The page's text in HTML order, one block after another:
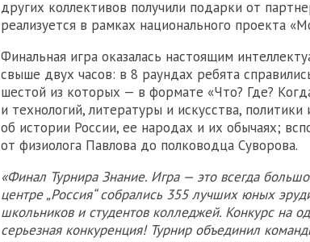
других коллективов получили подарки от
реализуется в рамках национального проекта
Финальная игра оказалась настоящим
свыше двух часов: в 8 раундах ребята
шестой из которых — в формате «Что? Где?
и технологий, литературы и искусства,
об истории России, ее народах и их обычаях;
от физиолога Павлова до полководца Суворова.
«Финал Турнира Знание. Игра — это всегда
центре „Россия“ собрались 355 лучших юных
школьников и студентов колледжей. Конкурс на
серьезная конкуренция! Турнир объединил